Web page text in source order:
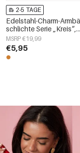
2-5 TAGE
Edelstahl-Charm-
schlichte Serie „Kreis“,
Damenschmuck
MSRP €19,99
€5,95